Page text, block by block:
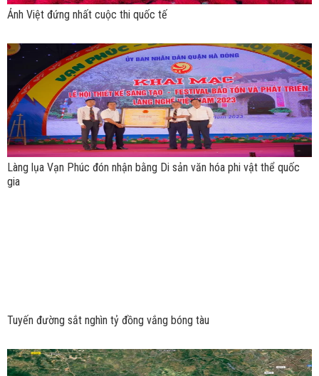
Ảnh Việt đứng nhất cuộc thi quốc tế
Làng lụa Vạn Phúc đón nhận bằng Di sản văn hóa phi vật thể quốc
gia
Tuyến đường sắt nghìn tỷ đồng vắng bóng tàu